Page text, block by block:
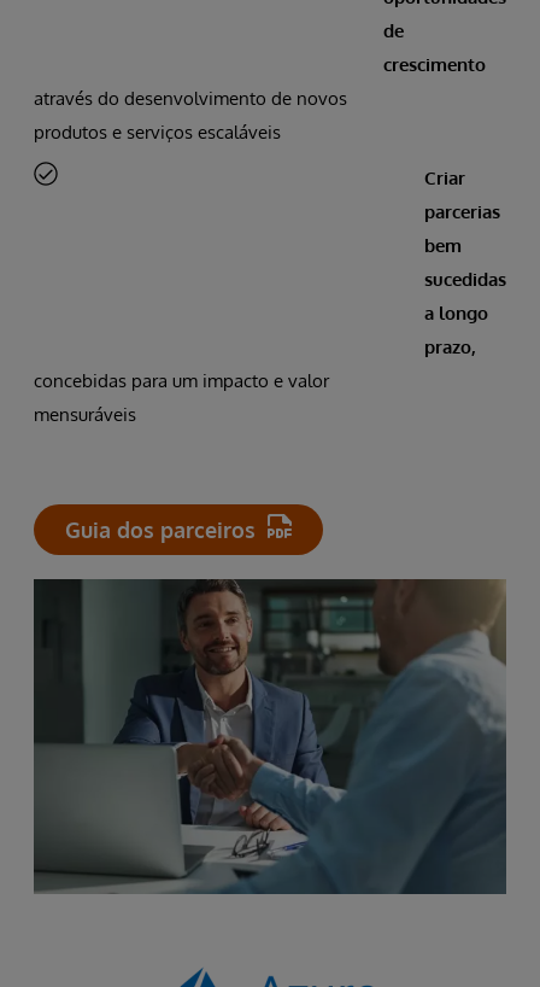
de
crescimento
através do desenvolvimento de novos
produtos e serviços escaláveis
Criar
parcerias
bem
sucedidas
a longo
prazo,
concebidas para um impacto e valor
mensuráveis
Guia dos parceiros